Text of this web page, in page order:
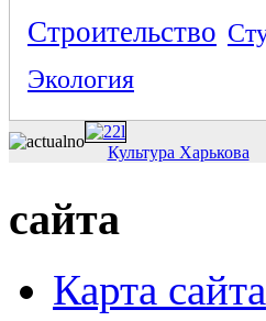
Строительство
Экология
Культура Харькова
сайта
Карта сайта